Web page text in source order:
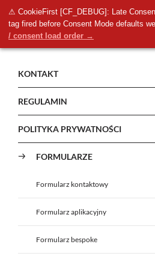
⚠ CookieFirst [CF_DEBUG]: Late
tag fired before Consent Mode defaults
/ consent load order →
KONTAKT
REGULAMIN
POLITYKA PRYWATNOŚCI
FORMULARZE
Formularz kontaktowy
Formularz aplikacyjny
Formularz bespoke